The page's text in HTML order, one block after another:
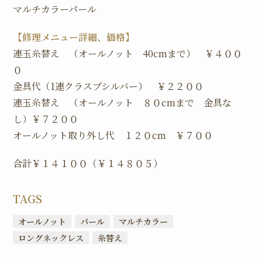
マルチカラーパール
【修理メニュー詳細、価格】
連玉糸替え （オールノット 40cmまで） ￥４００
０
金具代（1連クラスプシルバー） ￥２２００
連玉糸替え （オールノット ８０cmまで 金具な
し）￥７２００
オールノット取り外し代 １２０cm ￥７００
合計￥１４１００（￥１４８０５）
TAGS
オールノット パール
マルチカラー
ロングネックレス
糸替え